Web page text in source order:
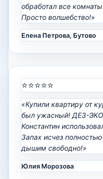
обработал все
Просто волшебство!»
Елена Петрова, Бутово
⭐⭐⭐⭐⭐
«Купили квартиру от
был ужасный! ДЕЗ-ЭКО
Константин
Запах исчез
дышим свободно!»
Юлия Морозова